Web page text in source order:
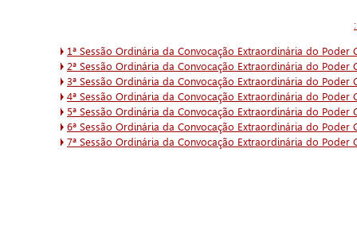
1ª Sessão Ordinária da Convocação Extraordinária do Poder
2ª Sessão Ordinária da Convocação Extraordinária do Poder
3ª Sessão Ordinária da Convocação Extraordinária do Poder
4ª Sessão Ordinária da Convocação Extraordinária do Poder
5ª Sessão Ordinária da Convocação Extraordinária do Poder
6ª Sessão Ordinária da Convocação Extraordinária do Poder
7ª Sessão Ordinária da Convocação Extraordinária do Poder